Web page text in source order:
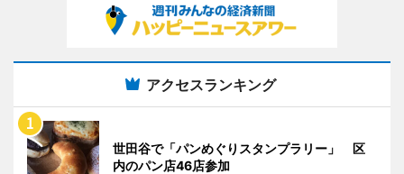
アクセスランキング
世田谷で「パンめぐりスタンプラリー」 区
内のパン店46店参加